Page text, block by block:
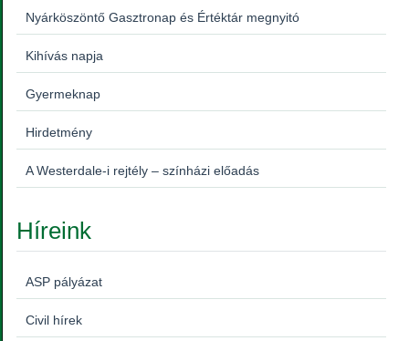
Nyárköszöntő Gasztronap és Értéktár megnyitó
Kihívás napja
Gyermeknap
Hirdetmény
A Westerdale-i rejtély – színházi előadás
Híreink
ASP pályázat
Civil hírek